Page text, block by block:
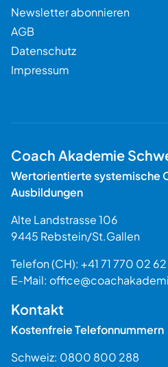
Newsletter abonnieren
AGB
Datenschutz
Impressum
Coach Akademie
Wertorientierte systemische
Ausbildungen
Alte Landstrasse 106
9445 Rebstein/St.Gallen
Telefon (CH): +41 71 770 02 62
E-Mail:
Kontakt
Kostenfreie Telefonnummern
Schweiz: 0800 800 288